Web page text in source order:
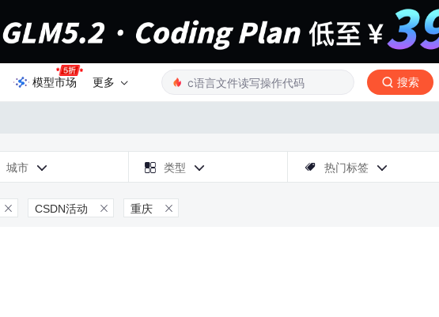
模型市场 更多 搜索
城市   类型   热门标签 
 CSDN活动  重庆 